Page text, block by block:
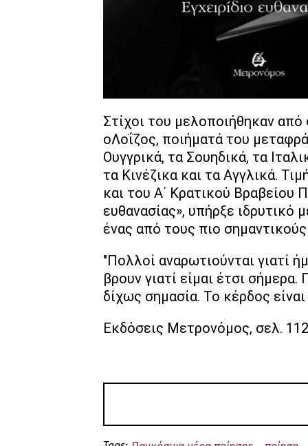
Στίχοι του μελοποιήθηκαν
οΛοΐζος, ποιήματά του
Ουγγρικά, τα Σουηδικά, τα
τα Κινέζικα και τα Αγγλικά.
και του Α΄ Κρατικού Βραβείου
ευθανασίας», υπήρξε ιδρυτικό
ένας από τους πιο
"Πολλοί αναρωτιούνται γιατί
βρουν γιατί είμαι έτσι
δίχως σημασία. Το κέρδος
Εκδόσεις Μετρονόμος, σελ.